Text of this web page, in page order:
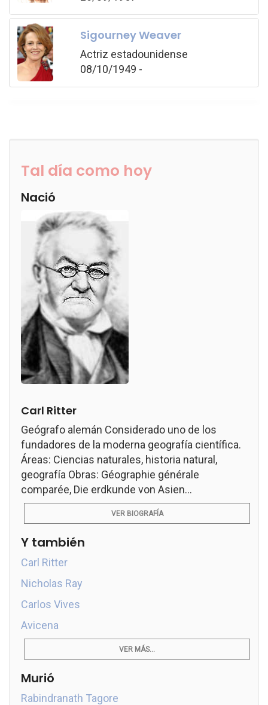
Sigourney Weaver
Actriz estadounidense
08/10/1949 -
Tal día como hoy
Nació
Carl Ritter
Geógrafo alemán Considerado uno de los
fundadores de la moderna geografía científica.
Áreas: Ciencias naturales, historia natural,
geografía Obras: Géographie générale
comparée, Die erdkunde von Asien...
VER BIOGRAFÍA
Y también
Carl Ritter
Nicholas Ray
Carlos Vives
Avicena
VER MÁS...
Murió
Rabindranath Tagore